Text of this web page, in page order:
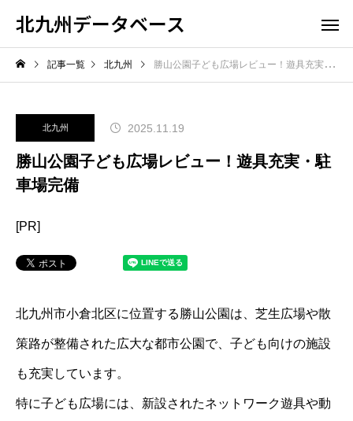
北九州データベース
記事一覧 北九州 勝山公園子ども広場レビュー！遊具充実・駐車場完備
北九州 2025.11.19
勝山公園子ども広場レビュー！遊具充実・駐
車場完備
[PR]
北九州市小倉北区に位置する勝山公園は、芝生広場や散
策路が整備された広大な都市公園で、子ども向けの施設
も充実しています。
特に子ども広場には、新設されたネットワーク遊具や動